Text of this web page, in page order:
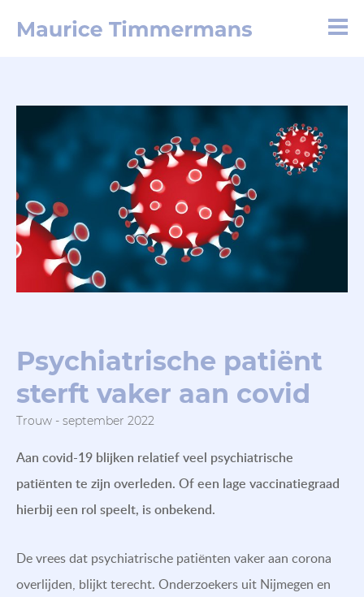
Psychiatrische patiënt
sterft vaker aan covid
Trouw - september 2022
Aan covid-19 blijken relatief veel psychiatrische
patiënten te zijn overleden. Of een lage vaccinatiegraad
hierbij een rol speelt, is onbekend.
De vrees dat psychiatrische patiënten vaker aan corona
overlijden, blijkt terecht. Onderzoekers uit Nijmegen en